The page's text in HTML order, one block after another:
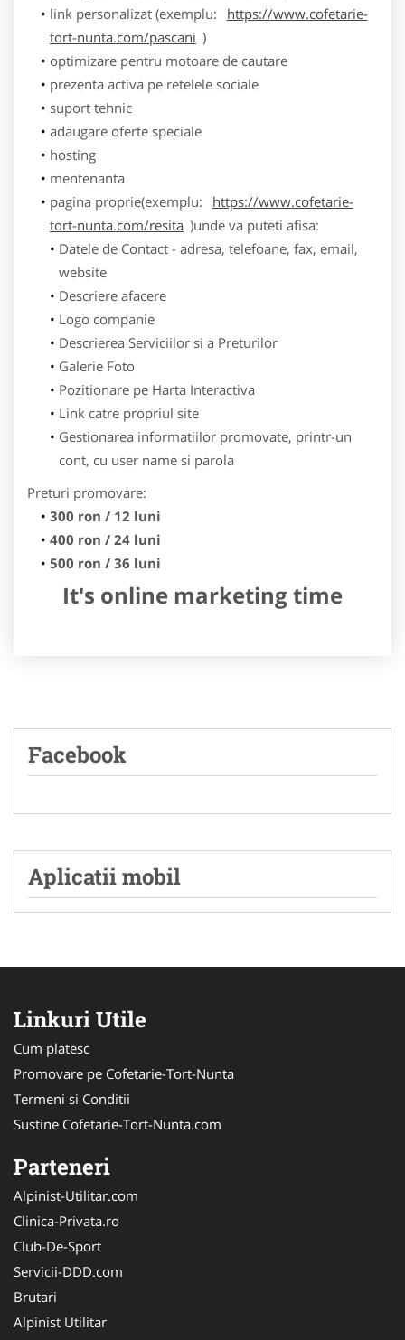
link personalizat (exemplu:
https://www.cofetarie-
tort-nunta.com/pascani )
optimizare pentru motoare de cautare
prezenta activa pe retelele sociale
suport tehnic
adaugare oferte speciale
hosting
mentenanta
pagina proprie(exemplu:
https://www.cofetarie-
tort-nunta.com/resita )unde va puteti afisa:
Datele de Contact - adresa, telefoane, fax, email,
website
Descriere afacere
Logo companie
Descrierea Serviciilor si a Preturilor
Galerie Foto
Pozitionare pe Harta Interactiva
Link catre propriul site
Gestionarea informatiilor promovate, printr-un
cont, cu user name si parola
Preturi promovare:
300 ron / 12 luni
400 ron / 24 luni
500 ron / 36 luni
It's online marketing time
Facebook
Aplicatii mobil
Linkuri Utile
Cum platesc
Promovare pe Cofetarie-Tort-Nunta
Termeni si Conditii
Sustine Cofetarie-Tort-Nunta.com
Parteneri
Alpinist-Utilitar.com
Clinica-Privata.ro
Club-De-Sport
Servicii-DDD.com
Brutari
Alpinist Utilitar